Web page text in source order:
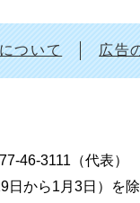
ついて 広告
46-3111（代表）
から1月3日）を除